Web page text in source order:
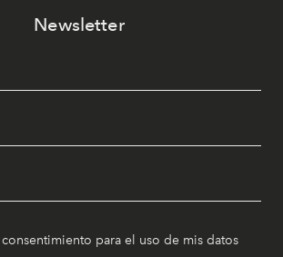
Newsletter
para el uso de mis datos